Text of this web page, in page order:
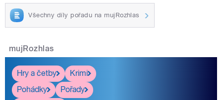
Všechny díly pořadu na mujRozhlas
mujRozhlas
Hry a četby
Krimi
Pohádky
Pořady